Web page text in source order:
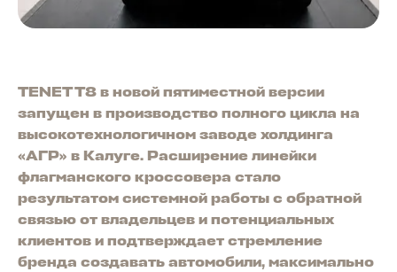
TENET T8 в новой пятиместной версии
запущен в производство полного цикла на
высокотехнологичном заводе холдинга
«АГР» в Калуге. Расширение линейки
флагманского кроссовера стало
результатом системной работы с обратной
связью от владельцев и потенциальных
клиентов и подтверждает стремление
бренда создавать автомобили, максимально